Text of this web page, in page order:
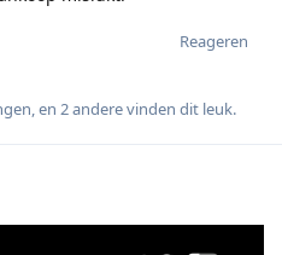
Reageren
, en 2anderevinden dit leuk.